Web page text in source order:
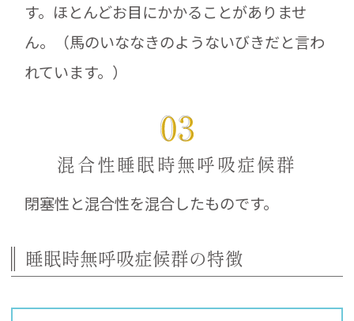
す。ほとんどお目にかかることがありませ
ん。（馬のいななきのようないびきだと言わ
れています。）
混合性睡眠時無呼吸症候群
閉塞性と混合性を混合したものです。
睡眠時無呼吸症候群の特徴